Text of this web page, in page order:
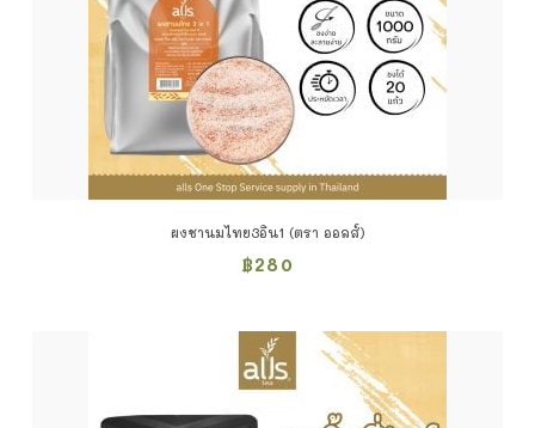
ผงชานมไทย3อิน1 (ตรา ออลส์)
฿280